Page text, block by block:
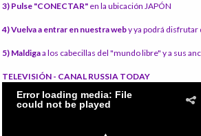
3) Pulse "CONECTAR" en la ubicación JAPÓN
4) Vuelva a entrar en nuestra weby ya podrá disfrutar
5) Maldigaa los cabecillas del "mundo libre" y a sus
TELEVISIÓN - CANAL RUSSIA TODAY